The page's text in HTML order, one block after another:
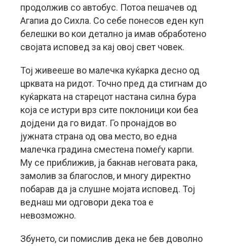
продолжив со автобус. Потоа пешачев од
Агапиа до Сихла. Со себе понесов еден куп
белешки во кои детално ја имав обработено
својата исповед за кај овој свет човек.
Тој живееше во малечка куќарка десно од
црквата на ридот. Точно пред да стигнам до
куќарката на старецот настана силна бура
која се истури врз сите поклоници кои беа
дојдени да го видат. Го пронајдов во
јужната страна од ова место, во една
малечка градина сместена помеѓу карпи.
Му се приближив, ја бакнав неговата рака,
замолив за благослов, и многу директно
побарав да ја слушне мојата исповед. Тој
веднаш ми одговори дека тоа е
невозможно.
Збунето, си помислив дека не бев доволно